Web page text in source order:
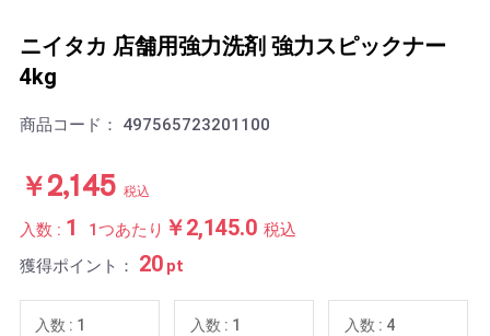
ニイタカ 店舗用強力洗剤 強力スピックナー
4kg
商品コード： 497565723201100
￥2,145 税込
入数 : 1 1つあたり ￥2,145.0 税込
獲得ポイント： 20 pt
入数 : 1 入数 : 1 入数 : 4